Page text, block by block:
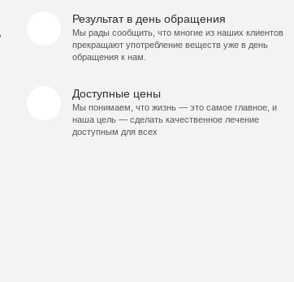
Результат в день обращения
Мы рады сообщить, что многие из наших клиентов
прекращают употребление веществ уже в день
обращения к нам.
Доступные цены
Мы понимаем, что жизнь — это самое главное, и
наша цель — сделать качественное лечение
доступным для всех